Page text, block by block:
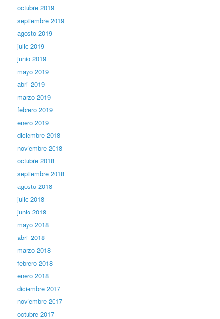
octubre 2019
septiembre 2019
agosto 2019
julio 2019
junio 2019
mayo 2019
abril 2019
marzo 2019
febrero 2019
enero 2019
diciembre 2018
noviembre 2018
octubre 2018
septiembre 2018
agosto 2018
julio 2018
junio 2018
mayo 2018
abril 2018
marzo 2018
febrero 2018
enero 2018
diciembre 2017
noviembre 2017
octubre 2017